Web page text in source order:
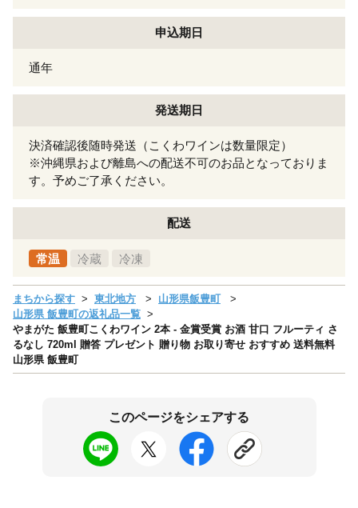
申込期日
通年
発送期日
決済確認後随時発送（こくわワインは数量限定）
※沖縄県および離島への配送不可のお品となっておりま
す。予めご了承ください。
配送
常温 冷蔵 冷凍
まちから探す 東北地方
山形県飯豊町
山形県 飯豊町の返礼品一覧
やまがた 飯豊町こくわワイン 2本 - 金賞受賞 お酒 甘口 フルーティ さ
るなし 720ml 贈答 プレゼント 贈り物 お取り寄せ おすすめ 送料無料
山形県 飯豊町
このページをシェアする